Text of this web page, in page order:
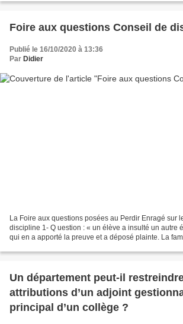
Foire aux questions Conseil de
Publié le 16/10/2020 à 13:36
Par Didier
La Foire aux questions posées au Perdir Enragé sur
discipline 1- Q uestion : « un élève a insulté un autre
qui en a apporté la preuve et a déposé plainte. La
Un département peut-il
attributions d’un adjoint
principal d’un collège ?